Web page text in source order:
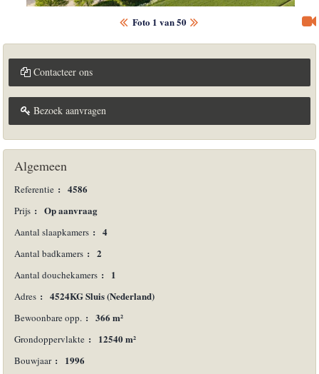
Foto 1 van 50
Contacteer ons
Bezoek aanvragen
Algemeen
Referentie : 4586
Prijs : Op aanvraag
Aantal slaapkamers : 4
Aantal badkamers : 2
Aantal douchekamers : 1
Adres : 4524KG Sluis (Nederland)
Bewoonbare opp. : 366 m²
Grondoppervlakte : 12540 m²
Bouwjaar : 1996